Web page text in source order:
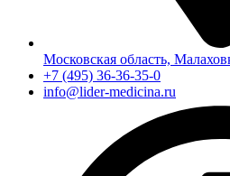
Московская область,
+7 (495) 36-36-35-0
info@lider-medicina.ru